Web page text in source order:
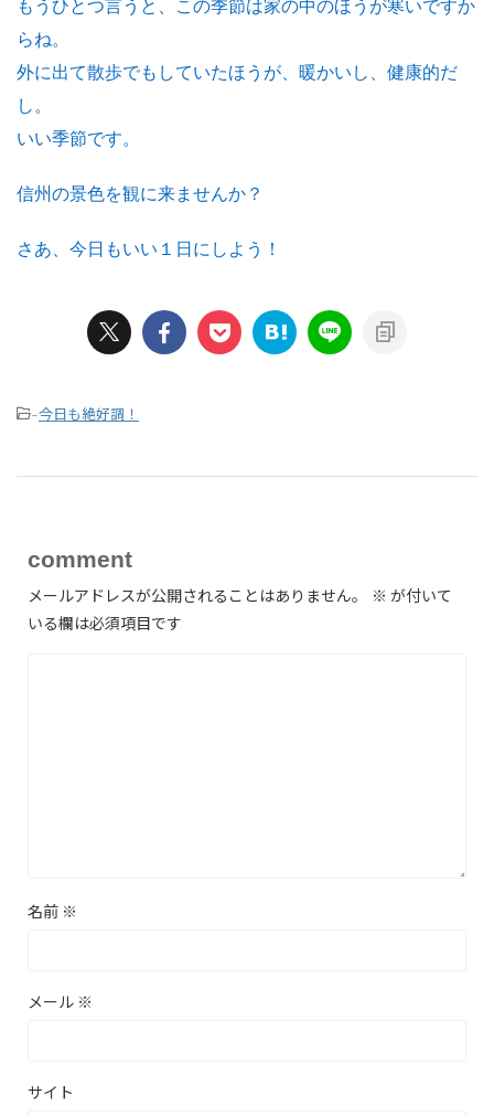
もうひとつ言うと、この季節は家の中のほうが寒いですか
らね。
外に出て散歩でもしていたほうが、暖かいし、健康的だ
し。
いい季節です。
信州の景色を観に来ませんか？
さあ、今日もいい１日にしよう！
-今日も絶好調！
comment
メールアドレスが公開されることはありません。 ※ が付いて
いる欄は必須項目です
名前 ※
メール ※
サイト